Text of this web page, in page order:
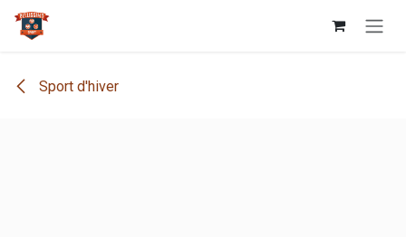
Se rendre au contenu
Sport d'hiver